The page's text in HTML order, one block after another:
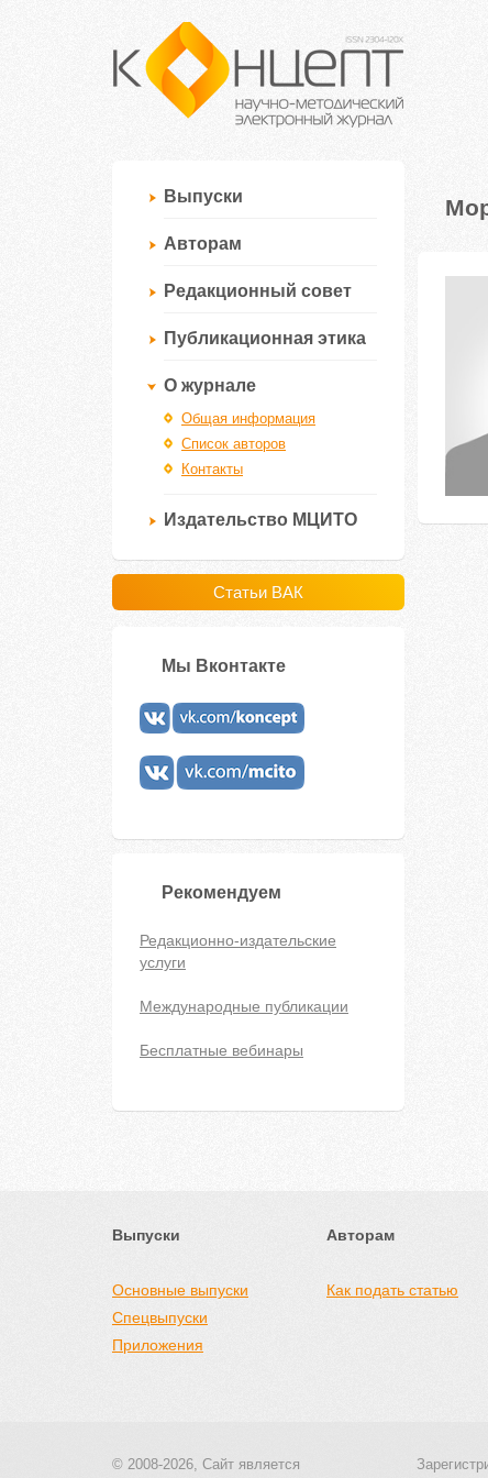
Выпуски
Авторам
Редакционный совет
Публикационная этика
О журнале
Общая информация
Список авторов
Контакты
Издательство МЦИТО
Статьи ВАК
Мы Вконтакте
Рекомендуем
Редакционно-издательские
услуги
Международные публикации
Бесплатные вебинары
Выпуски
Основные выпуски
Спецвыпуски
Приложения
Авторам
Как подать статью
© 2008-2026, Сайт является